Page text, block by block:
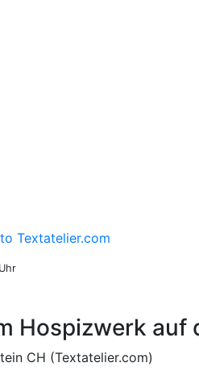
Hospizwerk
CH (Textatelier.com)